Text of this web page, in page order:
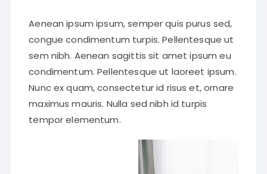
Aenean ipsum ipsum, semper quis purus sed,
congue condimentum turpis. Pellentesque ut
sem nibh. Aenean sagittis sit amet ipsum eu
condimentum. Pellentesque ut laoreet ipsum.
Nunc ex quam, consectetur id risus et, ornare
maximus mauris. Nulla sed nibh id turpis
tempor elementum.